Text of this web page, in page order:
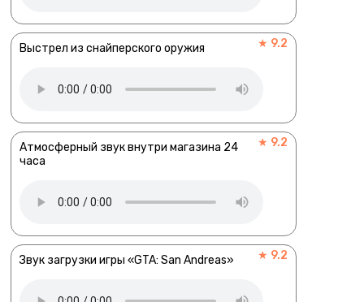
Выстрел из снайперского оружия ★ 9.2
Атмосферный звук внутри магазина 24
часа
★ 9.2
Звук загрузки игры «GTA: San Andreas» ★ 9.2